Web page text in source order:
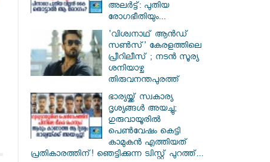
അലർട്ട്: പുതിയ
രോഗഭീതിയും...
'വിശ്വനാഥ് ആന്‍ഡ്
സണ്‍സ്' കേരളത്തിലെ
പ്രീറിലീസ് ; നടന്‍ സൂര്യ
ശനിയാഴ്ച
തിരുവനന്തപുരത്ത്
ഭാര്യയ്ക്ക് സ്വകാര്യ
ദൃശ്യങ്ങൾ അയച്ചു;
ഗുരുവായൂരിൽ
പെൺവേഷം കെട്ടി
കാമുകൻ എത്തിയത്
പ്രതികാരത്തിന്! ഞെട്ടിക്കുന്ന ട്വിസ്റ്റ് പുറത്ത്...